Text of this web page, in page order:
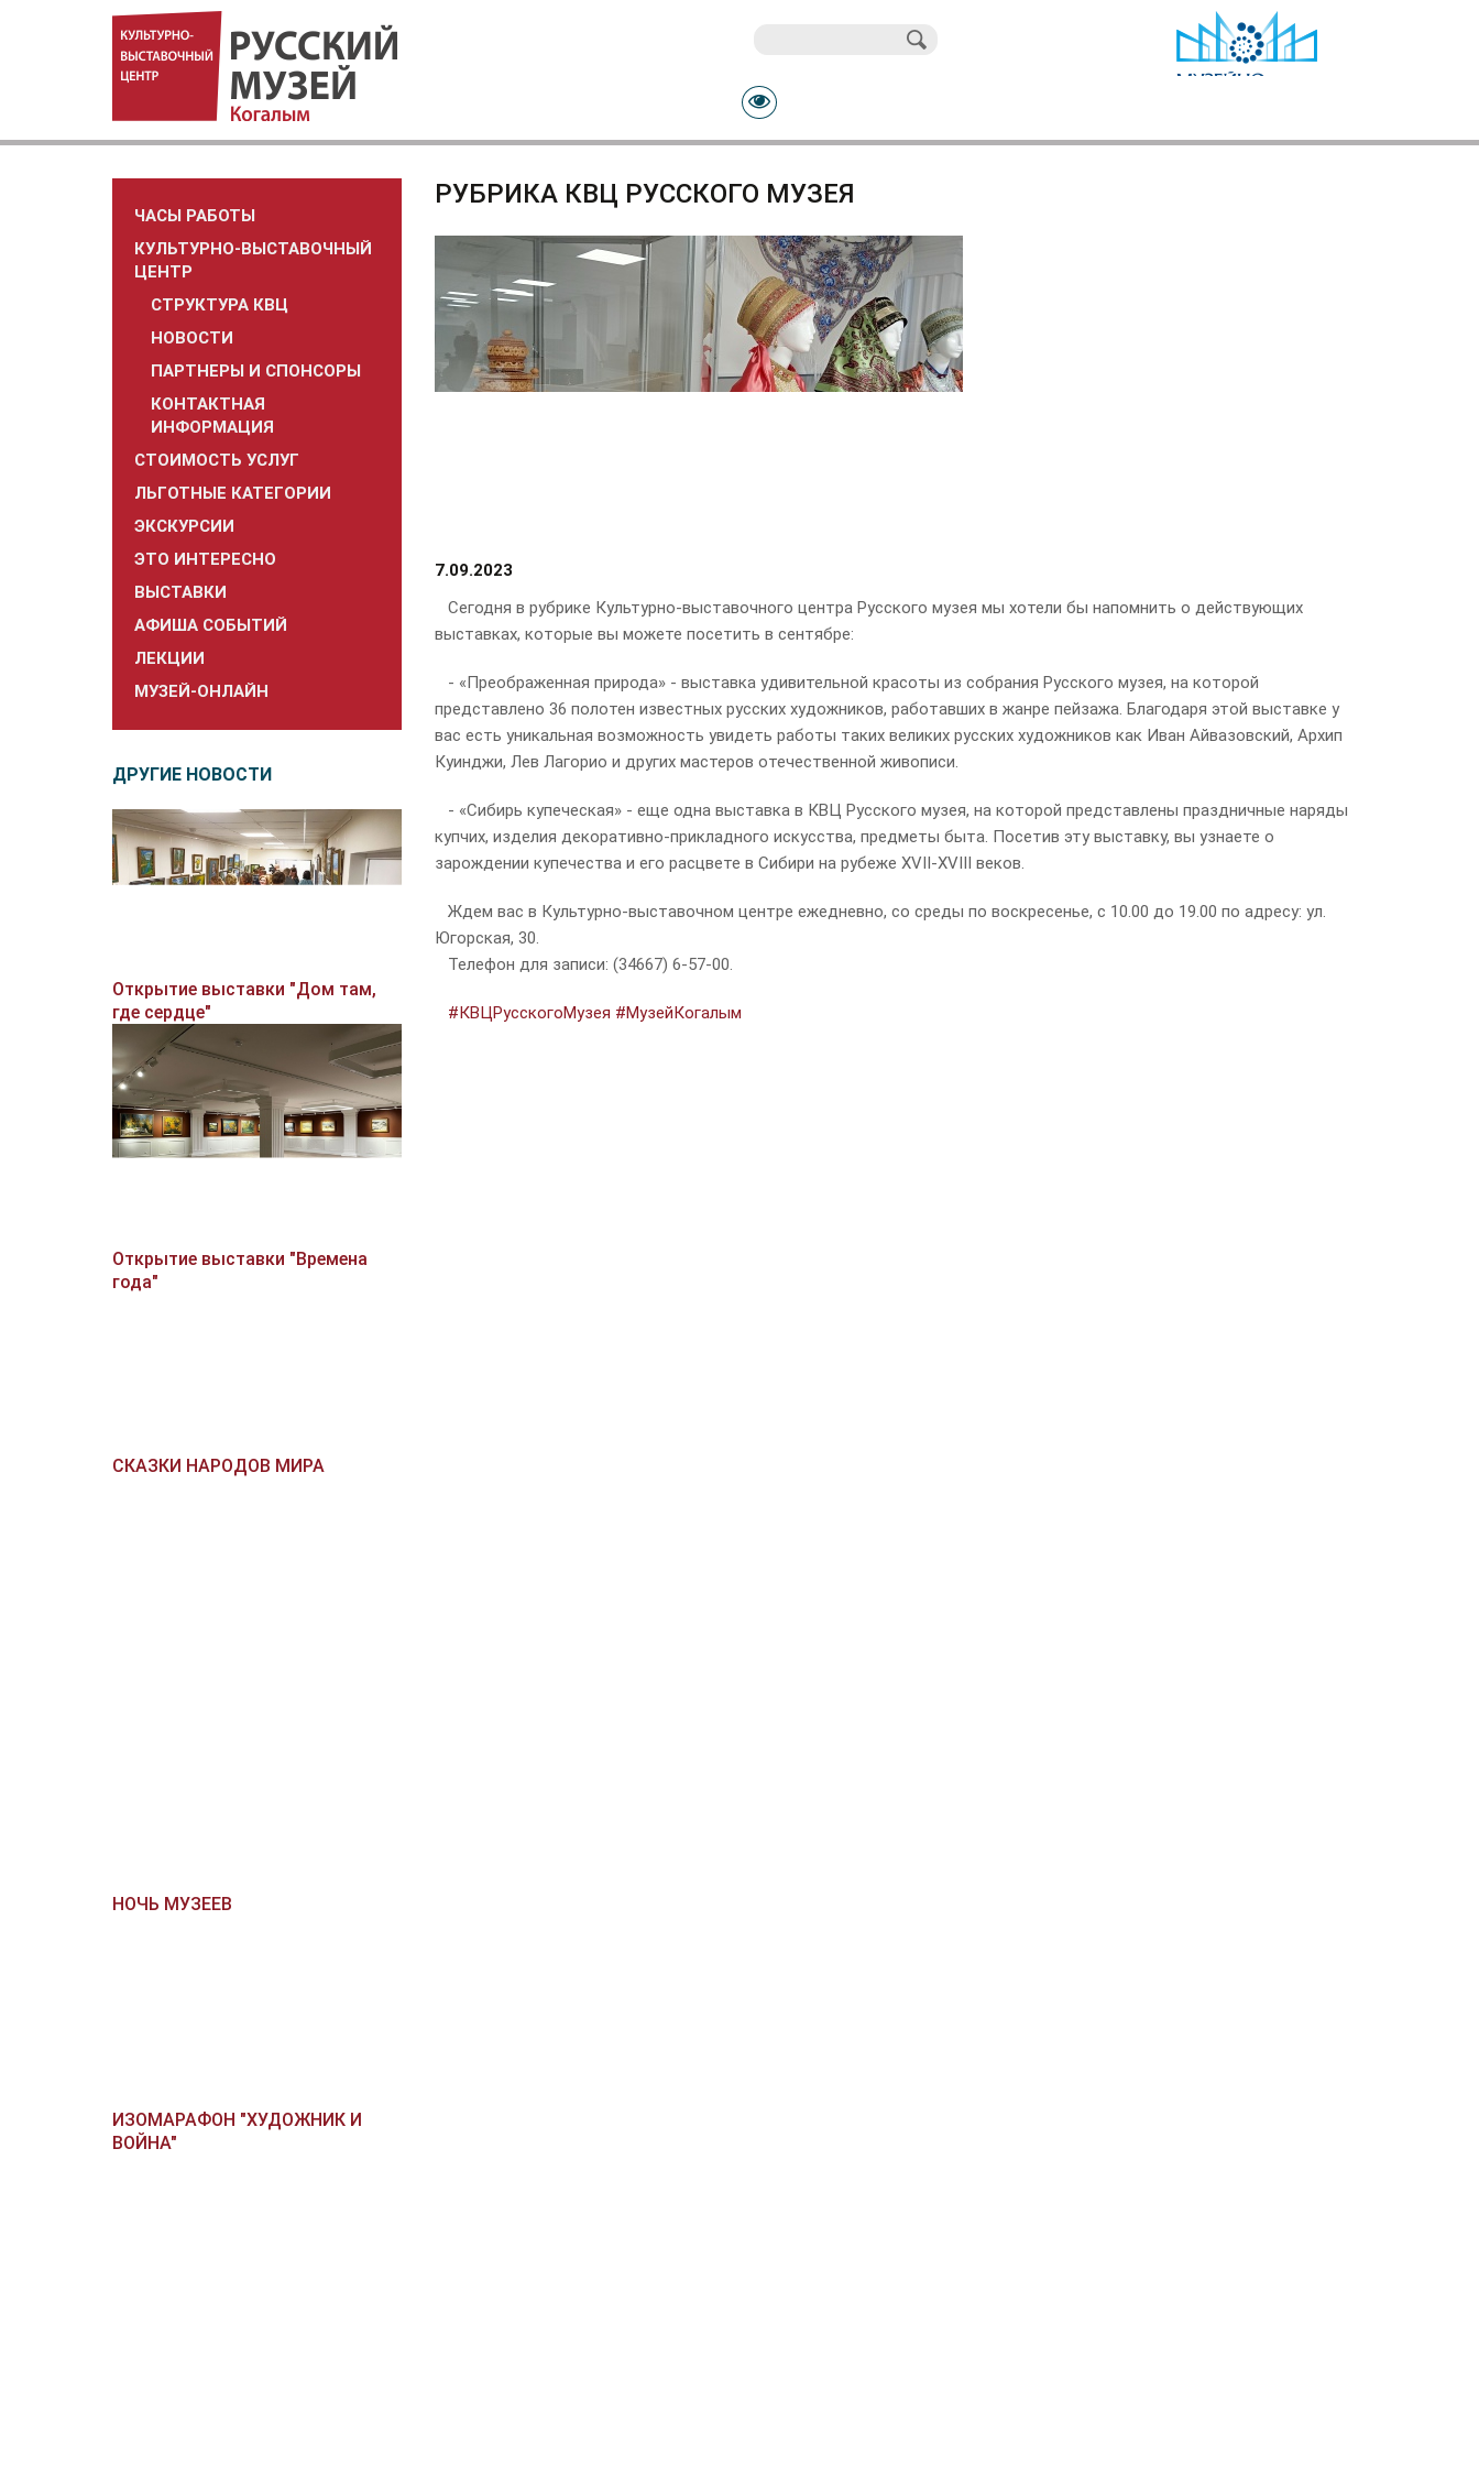
ЧАСЫ РАБОТЫ
КУЛЬТУРНО-ВЫСТАВОЧНЫЙ
ЦЕНТР
СТРУКТУРА КВЦ
НОВОСТИ
ПАРТНЕРЫ И СПОНСОРЫ
КОНТАКТНАЯ
ИНФОРМАЦИЯ
СТОИМОСТЬ УСЛУГ
ЛЬГОТНЫЕ КАТЕГОРИИ
ЭКСКУРСИИ
ЭТО ИНТЕРЕСНО
ВЫСТАВКИ
АФИША СОБЫТИЙ
ЛЕКЦИИ
МУЗЕЙ-ОНЛАЙН
ДРУГИЕ НОВОСТИ
Открытие выставки "Дом там,
где сердце"
Открытие выставки "Времена
года"
СКАЗКИ НАРОДОВ МИРА
НОЧЬ МУЗЕЕВ
ИЗОМАРАФОН "ХУДОЖНИК И
ВОЙНА"
РУБРИКА КВЦ РУССКОГО МУЗЕЯ
7.09.2023
Сегодня в рубрике Культурно-выставочного центра Русского музея мы хотели бы напомнить о действующих
выставках, которые вы можете посетить в сентябре:
- «Преображенная природа» - выставка удивительной красоты из собрания Русского музея, на которой
представлено 36 полотен известных русских художников, работавших в жанре пейзажа. Благодаря этой выставке у
вас есть уникальная возможность увидеть работы таких великих русских художников как Иван Айвазовский, Архип
Куинджи, Лев Лагорио и других мастеров отечественной живописи.
- «Сибирь купеческая» - еще одна выставка в КВЦ Русского музея, на которой представлены праздничные наряды
купчих, изделия декоративно-прикладного искусства, предметы быта. Посетив эту выставку, вы узнаете о
зарождении купечества и его расцвете в Сибири на рубеже XVII-XVIII веков.
Ждем вас в Культурно-выставочном центре ежедневно, со среды по воскресенье, с 10.00 до 19.00 по адресу: ул.
Югорская, 30.
Телефон для записи: (34667) 6-57-00.
#КВЦРусскогоМузея #МузейКогалым